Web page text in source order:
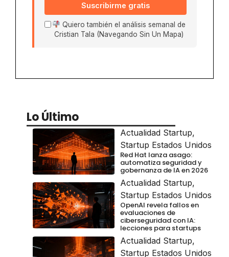
Suscribirme gratis
Quiero también el análisis semanal de
Cristian Tala (Navegando Sin Un Mapa)
Lo Último
Actualidad Startup,
Startup Estados Unidos
Red Hat lanza asago:
automatiza seguridad y
gobernanza de IA en 2026
Actualidad Startup,
Startup Estados Unidos
OpenAI revela fallos en
evaluaciones de
ciberseguridad con IA:
lecciones para startups
Actualidad Startup,
Startup Estados Unidos